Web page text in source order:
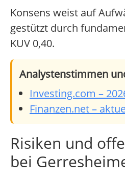
Konsens weist auf
gestützt durch
KUV 0,40.
Analystenstimmen
Investing.com –
Finanzen.net –
Risiken und
bei